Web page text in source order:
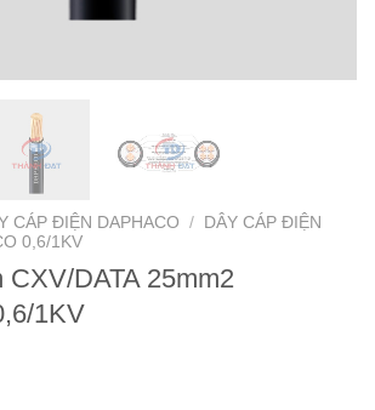
CÁP ĐIỆN DAPHACO /
DÂY CÁP ĐIỆN
0,6/1KV
CXV/DATA 25mm2
1KV